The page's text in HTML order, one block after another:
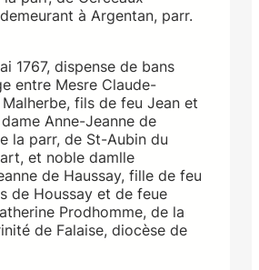
à Argentan, parr.
1767, dispense de bans
entre Mesre Claude-
fils de feu Jean et
Anne-Jeanne de
la parr, de St-Aubin du
et noble damlle
de Haussay, fille de feu
de Houssay et de feue
Prodhomme, de la
de Falaise, diocèse de